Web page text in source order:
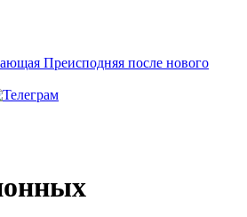
Преисподняя после нового